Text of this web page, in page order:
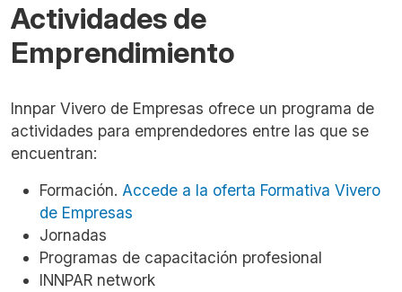
Actividades de
Emprendimiento
Innpar Vivero de Empresas ofrece un programa de
actividades para emprendedores entre las que se
encuentran:
Formación. Accede a la oferta Formativa Vivero
de Empresas
Jornadas
Programas de capacitación profesional
INNPAR network